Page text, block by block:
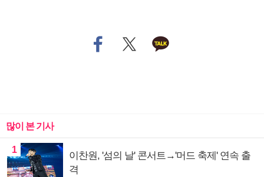
많이 본 기사
1
이찬원, '섬의 날' 콘서트→'머드 축제' 연속 출
격